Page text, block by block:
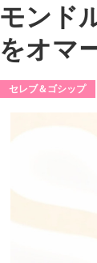
モンド
をオマ
セレブ＆ゴシップ